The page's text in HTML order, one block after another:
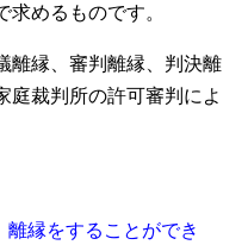
めるものです。
離縁、審判離縁、判決離
庭裁判所の許可審判によ
縁をすることができ